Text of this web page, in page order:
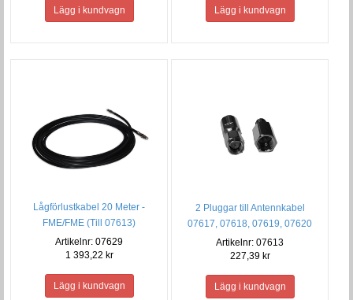
Lågförlustkabel 20 Meter -
FME/FME (Till 07613)
Artikelnr: 07629
1 393,22 kr
2 Pluggar till Antennkabel
07617, 07618, 07619, 07620
Artikelnr: 07613
227,39 kr